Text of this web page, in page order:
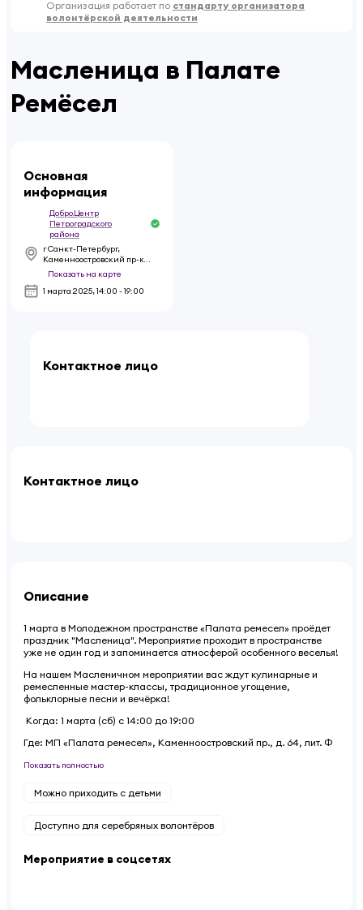
Организация работает по стандарту организатора
волонтёрской деятельности
Масленица в Палате
Ремёсел
Основная
информация
Добро.Центр
Петроградского
района
г Санкт-Петербург,
Каменноостровский пр-кт,
д 64 литера Ф
Показать на карте
1 марта 2025,14:00 - 19:00
Контактное лицо
Контактное лицо
Описание
1 марта в Молодежном пространстве «Палата ремесел» проёдет
праздник "Масленица". Мероприятие проходит в пространстве
уже не один год и запоминается атмосферой особенного веселья!
На нашем Масленичном мероприятии вас ждут кулинарные и
ремесленные мастер-классы, традиционное угощение,
фольклорные песни и вечёрка!
Когда: 1 марта (сб) с 14:00 до 19:00
Где: МП «Палата ремесел», Каменноостровский пр., д. 64, лит. Ф
Показать полностью
Можно приходить с детьми
Доступно для серебряных волонтёров
Мероприятие в соцсетях